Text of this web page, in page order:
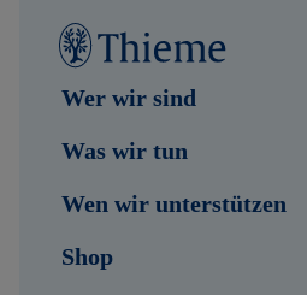
Wer wir sind
Was wir tun
Wen wir unterstützen
Shop